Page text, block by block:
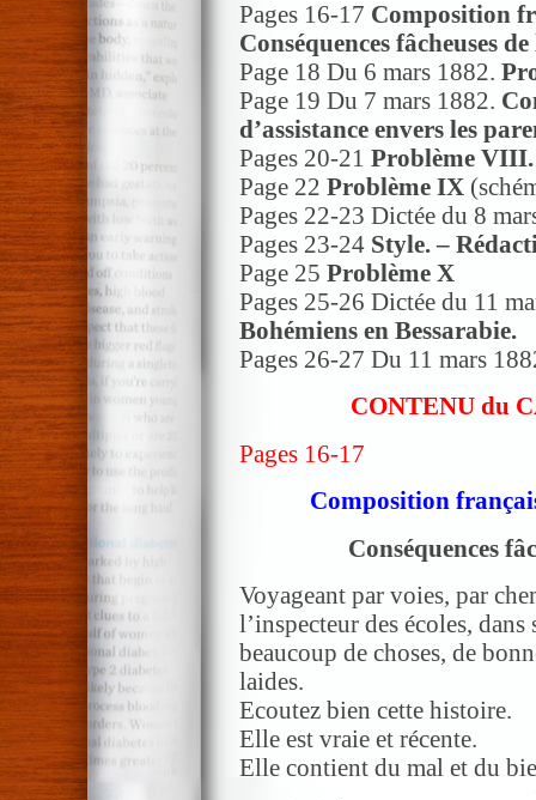
Pages 16-17 Composition
Conséquences fâcheuses
Page 18 Du 6 mars 1882.
Page 19 Du 7 mars 1882.
d’assistance envers les
Pages 20-21 Problème VIII.
Page 22 Problème IX
Pages 22-23 Dictée du 8
Pages 23-24 Style. –
Page 25 Problème X
Pages 25-26 Dictée du 11
Bohémiens en Bessarabie.
Pages 26-27 Du 11 mars
CONTENU du
Pages 16-17
Composition
Conséquences
Voyageant par voies, par
l’inspecteur des écoles,
beaucoup de choses, de
laides.
Ecoutez bien cette histoire.
Elle est vraie et récente.
Elle contient du mal et du